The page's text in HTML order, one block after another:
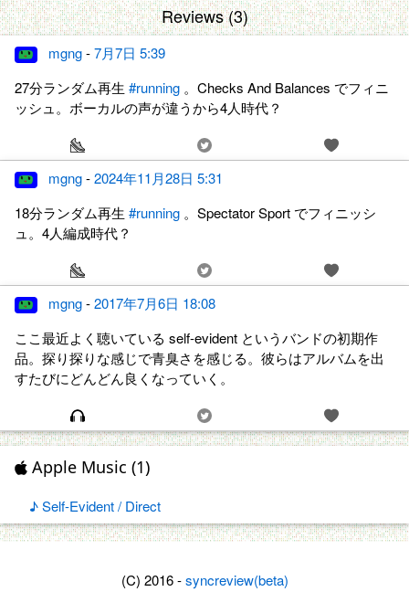
Reviews (3)
mgng-7月7日 5:39
27分ランダム再生 #running 。Checks And Balances でフィニ
ッシュ。ボーカルの声が違うから4人時代？
mgng-2024年11月28日 5:31
18分ランダム再生 #running 。Spectator Sport でフィニッシ
ュ。4人編成時代？
mgng-2017年7月6日 18:08
ここ最近よく聴いている self-evident というバンドの初期作
品。探り探りな感じで青臭さを感じる。彼らはアルバムを出
すたびにどんどん良くなっていく。
Apple Music (1)
♪ Self-Evident / Direct
(C) 2016 -syncreview(beta)